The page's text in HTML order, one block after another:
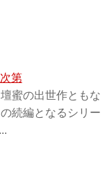
第
蜜の出世作ともな
続編となるシリー